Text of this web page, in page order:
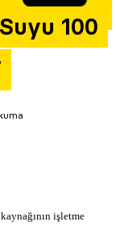
100
işletme